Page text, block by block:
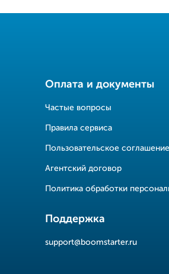
Оплата и документы
Частые вопросы
Правила сервиса
Пользовательское соглашение
Агентский договор
Политика обработки
Поддержка
support@boomstarter.ru